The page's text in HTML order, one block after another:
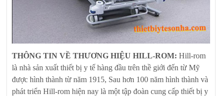
THÔNG TIN VỀ THƯƠNG HIỆU HILL-ROM: Hill-rom
là nhà sản xuất thiết bị y tế hàng đầu trên thề giới đến từ Mỹ
được hình thành từ năm 1915, Sau hơn 100 năm hình thành và
phát triển Hill-rom hiện nay là một tập đoàn cung cấp thiết bị y